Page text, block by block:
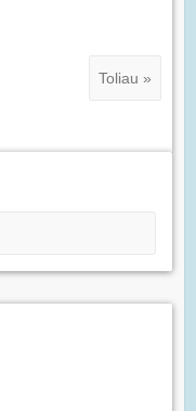
Toliau »